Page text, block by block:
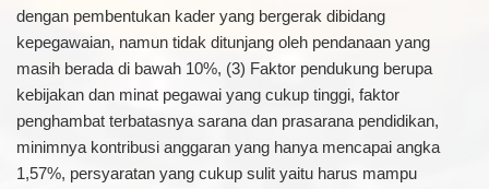
dengan pembentukan kader yang bergerak dibidang
kepegawaian, namun tidak ditunjang oleh pendanaan yang
masih berada di bawah 10%, (3) Faktor pendukung berupa
kebijakan dan minat pegawai yang cukup tinggi, faktor
penghambat terbatasnya sarana dan prasarana pendidikan,
minimnya kontribusi anggaran yang hanya mencapai angka
1,57%, persyaratan yang cukup sulit yaitu harus mampu